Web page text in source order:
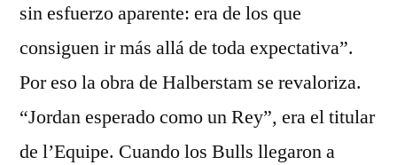
sin esfuerzo aparente: era de los que
consiguen ir más allá de toda expectativa”.
Por eso la obra de Halberstam se revaloriza.
“Jordan esperado como un Rey”, era el titular
de l’Equipe. Cuando los Bulls llegaron a